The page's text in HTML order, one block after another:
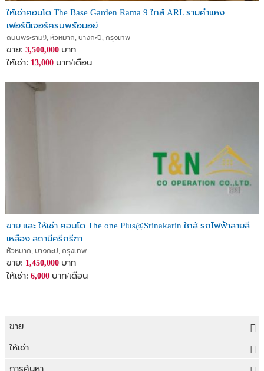
ให้เช่าคอนโด The Base Garden Rama 9 ใกล้ ARL รามคำแหง
เฟอร์นิเจอร์ครบพร้อมอยู่
ถนนพระราม9, หัวหมาก, บางกะปิ, กรุงเทพ
ขาย: 3,500,000 บาท
ให้เช่า: 13,000 บาท/เดือน
ขาย และ ให้เช่า คอนโด The one Plus@Srinakarin ใกล้ รถไฟฟ้าสายสี
เหลือง สถานีศรีกรีฑา
หัวหมาก, บางกะปิ, กรุงเทพ
ขาย: 1,450,000 บาท
ให้เช่า: 6,000 บาท/เดือน
ขาย
ขายที่ดิน
ขายบ้าน
ให้เช่า
ให้เช่าที่ดิน
การค้นหา